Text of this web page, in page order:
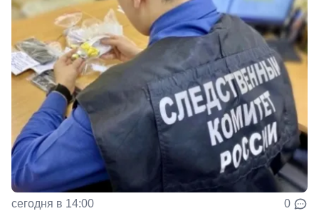
сегодня в 14:00 0